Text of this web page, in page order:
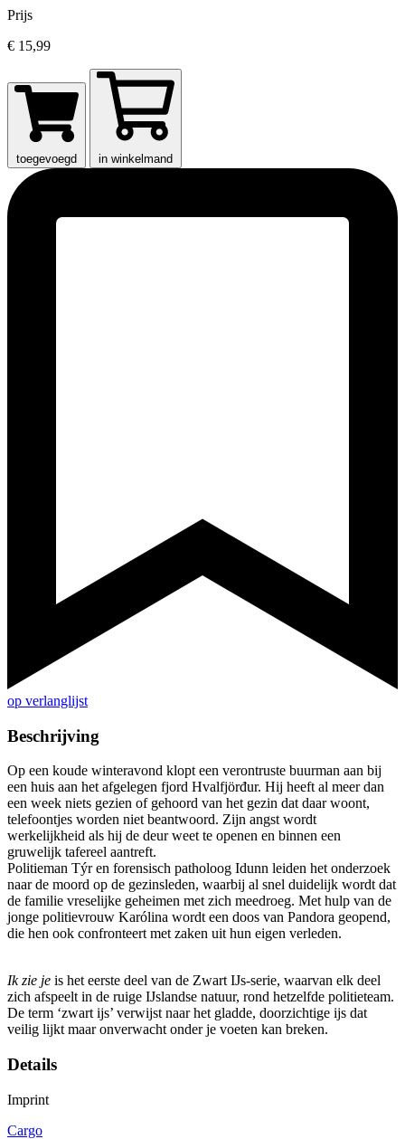
Prijs
€ 15,99
toegevoegd in winkelmand
op verlanglijst
Beschrijving
Op een koude winteravond klopt een verontruste buurman aan bij
een huis aan het afgelegen fjord Hvalfjörđur. Hij heeft al meer dan
een week niets gezien of gehoord van het gezin dat daar woont,
telefoontjes worden niet beantwoord. Zijn angst wordt
werkelijkheid als hij de deur weet te openen en binnen een
gruwelijk tafereel aantreft.
Politieman Týr en forensisch patholoog Idunn leiden het onderzoek
naar de moord op de gezinsleden, waarbij al snel duidelijk wordt dat
de familie vreselijke geheimen met zich meedroeg. Met hulp van de
jonge politievrouw Karólina wordt een doos van Pandora geopend,
die hen ook confronteert met zaken uit hun eigen verleden.
Ik zie je is het eerste deel van de Zwart IJs-serie, waarvan elk deel
zich afspeelt in de ruige IJslandse natuur, rond hetzelfde politieteam.
De term ‘zwart ijs’ verwijst naar het gladde, doorzichtige ijs dat
veilig lijkt maar onverwacht onder je voeten kan breken.
Details
Imprint
Cargo